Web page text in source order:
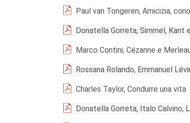
Paul van Tongeren, Amicizia,
Donatella Gorreta, Simmel, Kant
Marco Contini, Cézanne e
Rossana Rolando, Emmanuel
Charles Taylor, Condurre una vita
Donatella Gorreta, Italo Calvino,